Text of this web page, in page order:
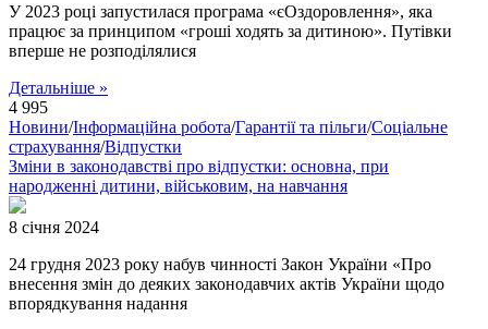
У 2023 році запустилася програма «єОздоровлення», яка
працює за принципом «гроші ходять за дитиною». Путівки
вперше не розподілялися
Детальніше »
4 995
Новини/Інформаційна робота/Гарантії та пільги/Соціальне
страхування/Відпустки
Зміни в законодавстві про відпустки: основна, при
народженні дитини, військовим, на навчання
8 січня 2024
24 грудня 2023 року набув чинності Закон України «Про
внесення змін до деяких законодавчих актів України щодо
впорядкування надання